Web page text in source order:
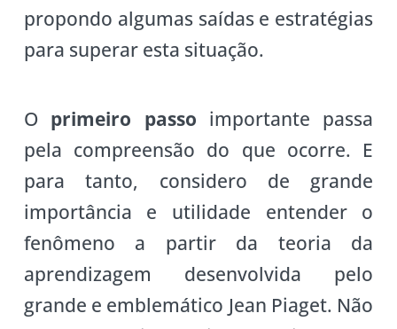
propondo algumas saídas e estratégias
para superar esta situação.
O primeiro passo importante passa
pela compreensão do que ocorre. E
para tanto, considero de grande
importância e utilidade entender o
fenômeno a partir da teoria da
aprendizagem desenvolvida pelo
grande e emblemático Jean Piaget. Não